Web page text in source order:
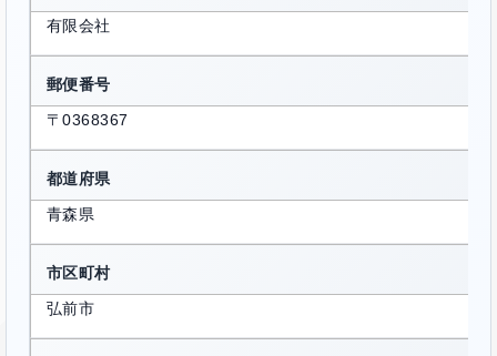
有限会社
郵便番号
〒0368367
都道府県
青森県
市区町村
弘前市